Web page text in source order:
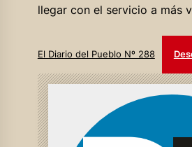
llegar con el servicio a más
El Diario del Pueblo Nº 288